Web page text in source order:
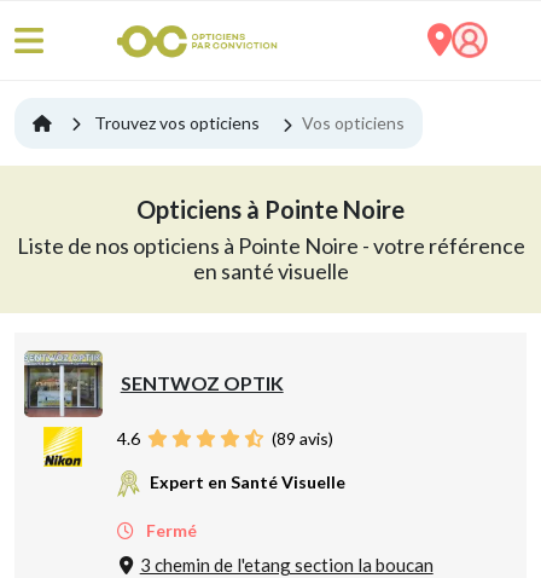
Trouvez vos opticiens Vos opticiens
Opticiens à Pointe Noire
Liste de nos opticiens à Pointe Noire - votre référence
en santé visuelle
SENTWOZ OPTIK
4.6 (89 avis)
Expert en Santé Visuelle
Fermé
3 chemin de l'etang section la boucan